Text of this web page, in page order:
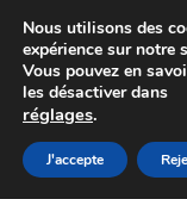
Colissimo
Du lundi
Aller
à
Aller
au
Nous utilisons des
expérience sur notre
Vous pouvez en
les désactiver dans
réglages.
J'accepte